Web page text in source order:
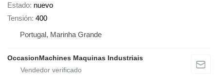
Estado nuevo
Tensión 400
Portugal, Marinha Grande
OccasionMachines Maquinas Industriais